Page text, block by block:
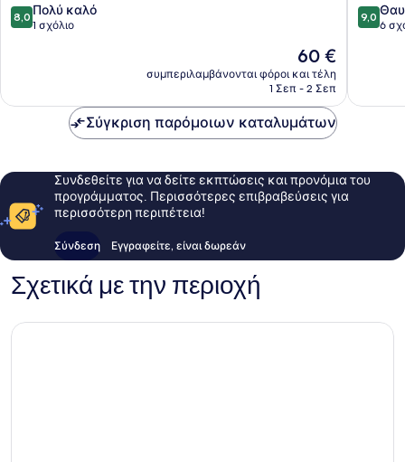
8.0
στα
σχόλιο
8,0 Πολύ καλό
1 σχόλιο
Η
τιμή
είναι
60 €
συμπεριλαμβάνονται φόροι και τέλη
1 Σεπ - 2 Σεπ
9.0
στα
9,0
6
Σύγκριση παρόμοιων καταλυμάτων
Συνδεθείτε για να δείτε εκπτώσεις και προνόμια του
προγράμματος. Περισσότερες επιβραβεύσεις για
περισσότερη περιπέτεια!
Σύνδεση Εγγραφείτε, είναι δωρεάν
Σχετικά με την περιοχή